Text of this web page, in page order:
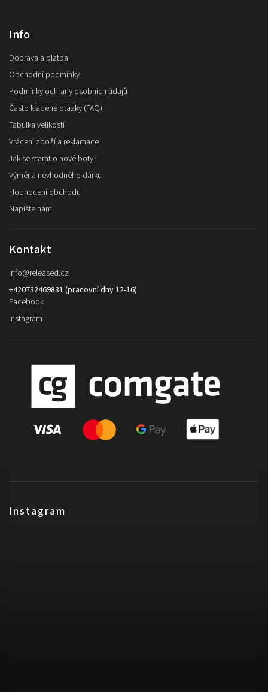
Instagram
Info
Doprava a platba
Obchodní podmínky
Podmínky ochrany osobních údajů
Často kladené otázky (FAQ)
Tabulka velikostí
Vrácení zboží a reklamace
Jak se starat o nové boty?
Výměna nevhodného dárku
Hodnocení obchodu
Napište nám
Kontakt
info@released.cz
+420732469831 (pracovní dny 12-16)
Facebook
Instagram